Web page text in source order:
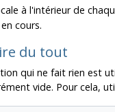
à l'intérieur de
cours.
du tout
qui ne fait rien est
vide. Pour cela,